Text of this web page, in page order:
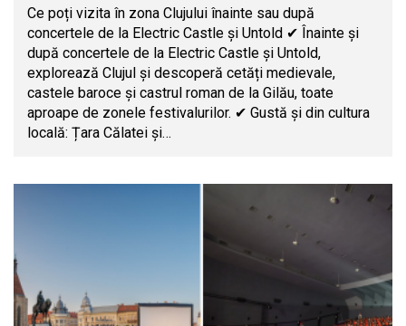
Ce poți vizita în zona Clujului înainte sau după
concertele de la Electric Castle și Untold ✔ Înainte și
după concertele de la Electric Castle și Untold,
explorează Clujul și descoperă cetăți medievale,
castele baroce și castrul roman de la Gilău, toate
aproape de zonele festivalurilor. ✔ Gustă și din cultura
locală: Țara Călatei și…